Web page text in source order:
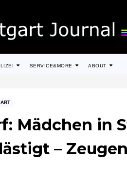
SERVICE&MORE ABOUT
Mädchen in
–